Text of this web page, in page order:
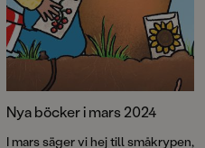
Nya böcker i mars 2024
I mars säger vi hej till småkrypen,